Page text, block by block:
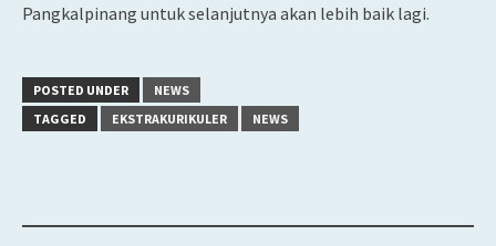
Pangkalpinang untuk selanjutnya akan lebih baik lagi.
POSTED UNDER
NEWS
TAGGED
EKSTRAKURIKULER NEWS